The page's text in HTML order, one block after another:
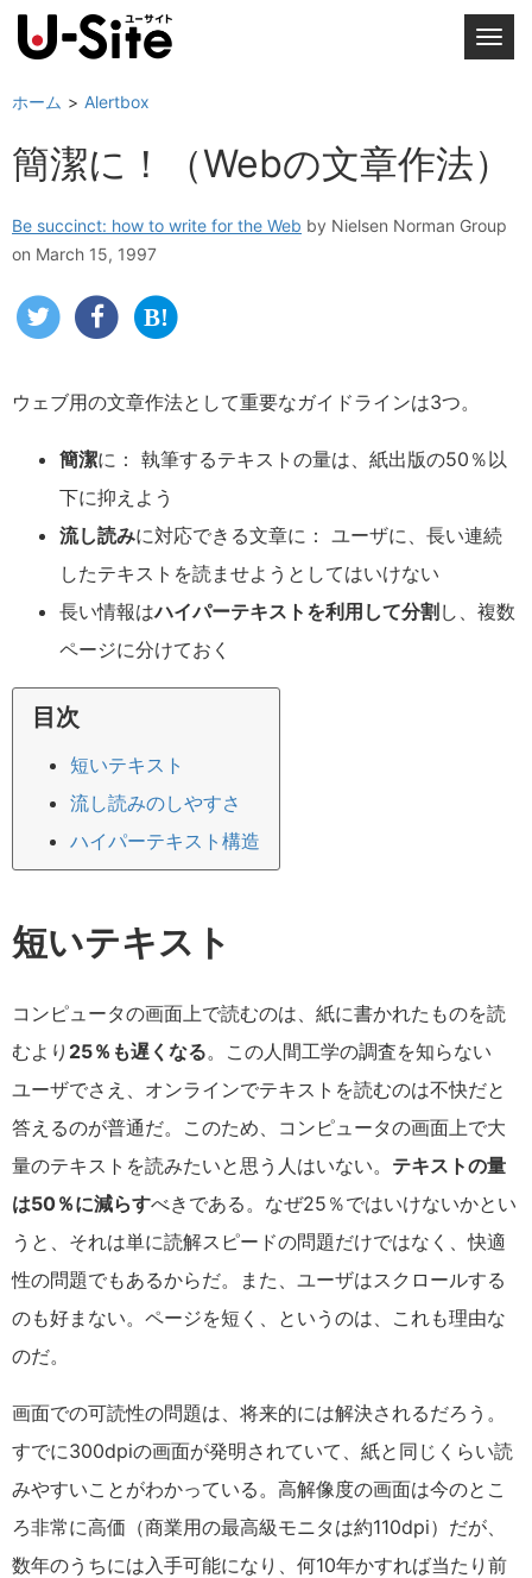
T
a
n
ホーム Alertbox
簡潔に！（Webの文章作法）
Be succinct: how to write for the Web by Nielsen Norman Group
on March 15, 1997
ウェブ用の文章作法として重要なガイドラインは3つ。
簡潔に： 執筆するテキストの量は、紙出版の50％以
下に抑えよう
流し読みに対応できる文章に： ユーザに、長い連続
したテキストを読ませようとしてはいけない
長い情報はハイパーテキストを利用して分割 し、複数
ページに分けておく
目次
短いテキスト
流し読みのしやすさ
ハイパーテキスト構造
短いテキスト
コンピュータの画面上で読むのは、紙に書かれたものを読
むより 25％も遅くなる。この人間工学の調査を知らない
ユーザでさえ、オンラインでテキストを読むのは不快だと
答えるのが普通だ。このため、コンピュータの画面上で大
量のテキストを読みたいと思う人はいない。 テキストの量
は50％に減らすべきである。なぜ25％ではいけないかとい
うと、それは単に読解スピードの問題だけではなく、快適
性の問題でもあるからだ。また、ユーザはスクロールする
のも好まない。ページを短く、というのは、これも理由な
のだ。
画面での可読性の問題は、将来的には解決されるだろう。
すでに300dpiの画面が発明されていて、紙と同じくらい読
みやすいことがわかっている。高解像度の画面は今のとこ
ろ非常に高価（商業用の最高級モニタは約110dpi）だが、
数年のうちには入手可能になり、何10年かすれば当たり前